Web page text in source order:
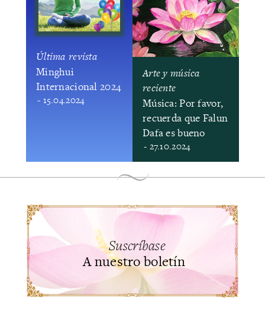
Última revista
Minghui
Internacional 2024
- 15.04.2024
Arte y música
reciente
Música: Por favor,
recuerda que Falun
Dafa es bueno
- 27.10.2024
Suscríbase
A nuestro boletín